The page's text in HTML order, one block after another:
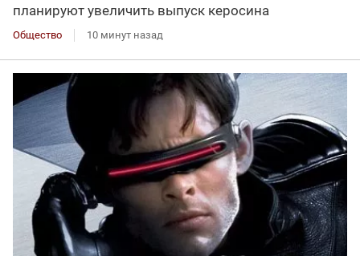
планируют увеличить выпуск керосина
Общество 10 минут назад